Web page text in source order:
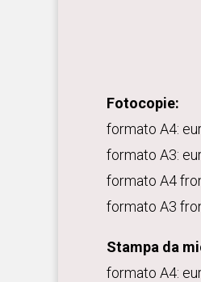
Fotocopie:
formato A4:
formato A3:
formato A4
formato A3
Stampa da
formato A4: